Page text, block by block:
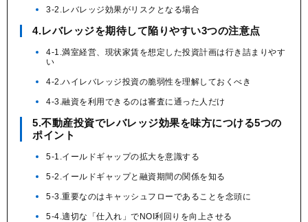
3-2.レバレッジ効果がリスクとなる場合
4.レバレッジを期待して陥りやすい3つの注意点
4-1.満室経営、現状家賃を想定した投資計画は行き詰まりやす
い
4-2.ハイレバレッジ投資の脆弱性を理解しておくべき
4-3.融資を利用できるのは審査に通った人だけ
5.不動産投資でレバレッジ効果を味方につける5つの
ポイント
5-1.イールドギャップの拡大を意識する
5-2.イールドギャップと融資期間の関係を知る
5-3.重要なのはキャッシュフローであることを念頭に
5-4.適切な「仕入れ」でNOI利回りを向上させる